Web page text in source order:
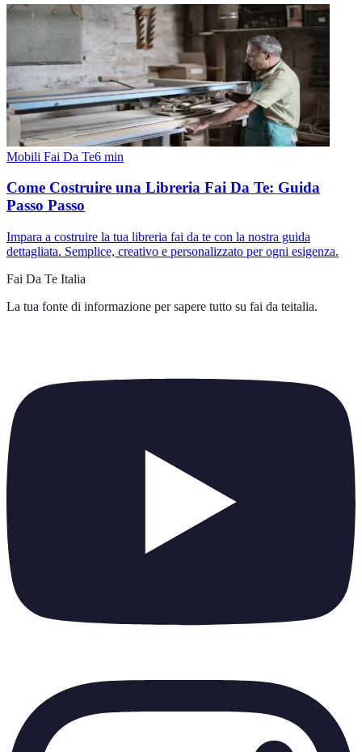
Mobili Fai Da Te6 min
Come Costruire una Libreria Fai Da Te: Guida
Passo Passo
Impara a costruire la tua libreria fai da te con la nostra guida
dettagliata. Semplice, creativo e personalizzato per ogni esigenza.
Fai Da Te Italia
La tua fonte di informazione per sapere tutto su fai da teitalia.